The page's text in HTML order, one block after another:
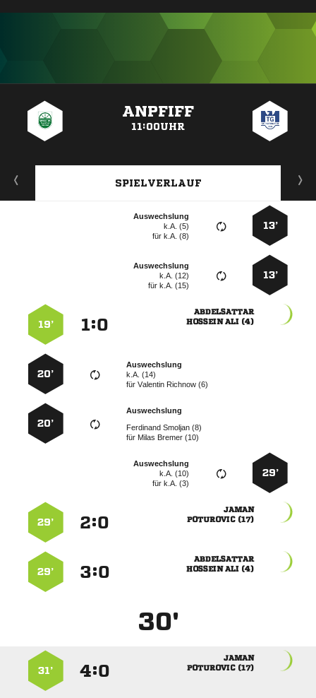
ANPFIFF
11:00UHR
SPIELVERLAUF
13’
Auswechslung
k.A. (5)
fürk.A. (8)
13’
Auswechslung
k.A. (12)
fürk.A. (15)

  
:
19’
Auswechslung
k.A. (14)
für  
20’
Auswechslung
  
für   
20’
29’
Auswechslung
k.A. (10)
fürk.A. (3)

 
:
29’

  
:
29’
30'

 
:
31’